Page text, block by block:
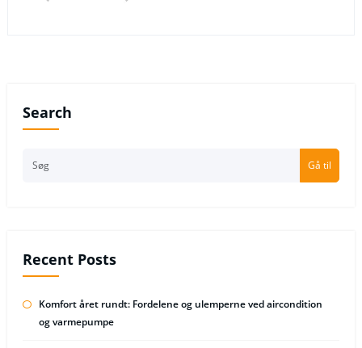
Search
Gå til
Recent Posts
Komfort året rundt: Fordelene og ulemperne ved aircondition
og varmepumpe